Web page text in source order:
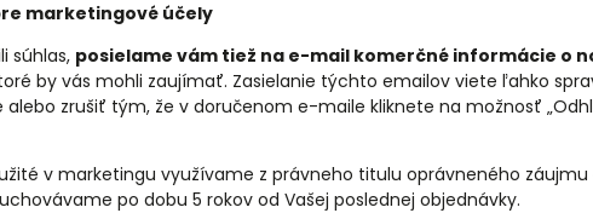
marketingové účely
súhlas, posielame vám tiež na e-mail komerčné informácie o
by vás mohli zaujímať. Zasielanie týchto emailov viete ľahko
zrušiť tým, že v doručenom e-maile kliknete na možnosť
v marketingu využívame z právneho titulu oprávneného záujmu
po dobu 5 rokov od Vašej poslednej objednávky.